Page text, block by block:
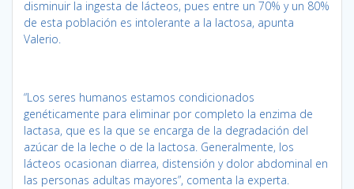
disminuir la ingesta de lácteos, pues entre un 70% y un 80%
de esta población es intolerante a la lactosa, apunta
Valerio.
“Los seres humanos estamos condicionados
genéticamente para eliminar por completo la enzima de
lactasa, que es la que se encarga de la degradación del
azúcar de la leche o de la lactosa. Generalmente, los
lácteos ocasionan diarrea, distensión y dolor abdominal en
las personas adultas mayores”, comenta la experta.